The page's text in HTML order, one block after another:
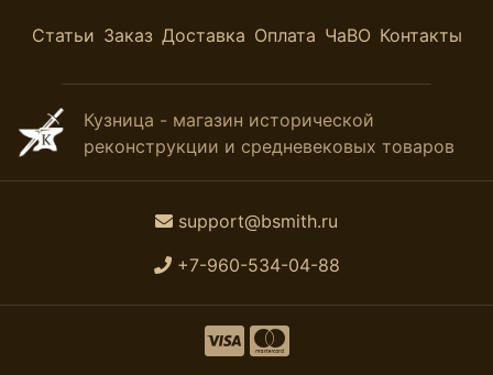
Статьи Заказ Доставка Оплата ЧаВО Контакты
Кузница - магазин исторической
реконструкции и средневековых товаров
support@bsmith.ru
+7-960-534-04-88